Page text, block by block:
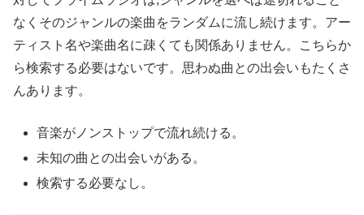
なくそのジャンルの楽曲をランダムに流し続けます。アー
ティスト名や楽曲名に疎くても関係ありません。こちらか
ら検索する必要はないです。思わぬ曲との出会いもたくさ
んあります。
音楽がノンストップで流れ続ける。
未知の曲との出会いがある。
検索する必要なし。